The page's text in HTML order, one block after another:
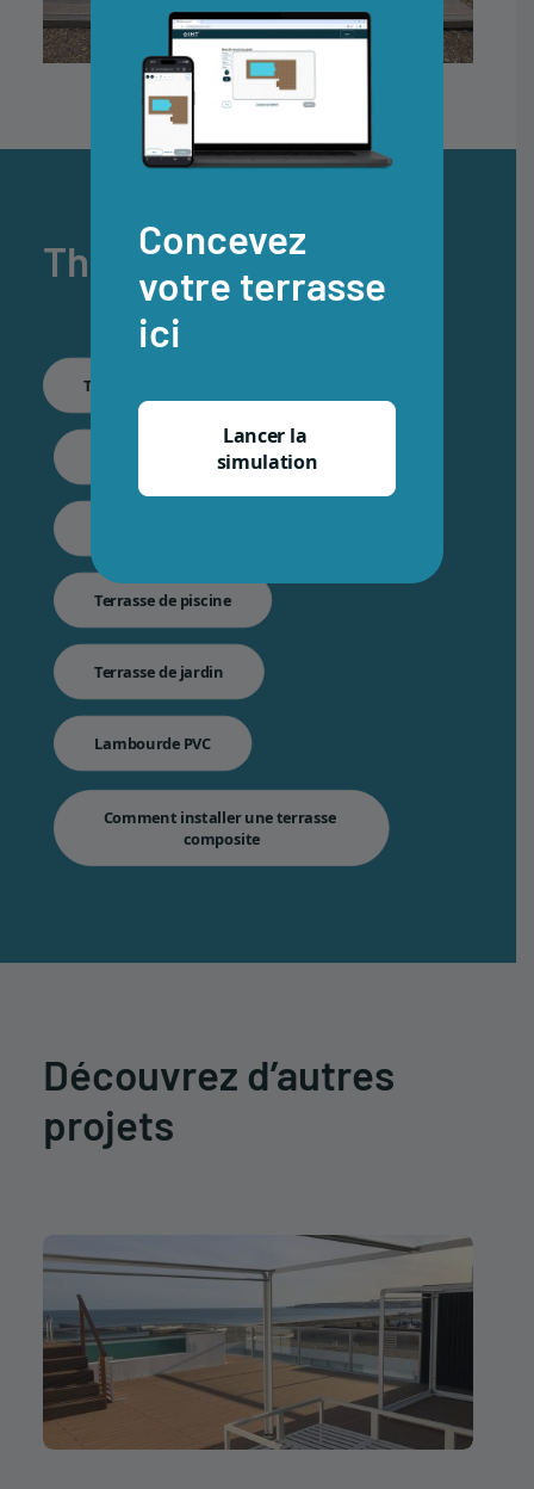
Thèmes associés
Terrasse Composite
Terrasse de piscine
Terrasse de jardin
Lambourde PVC
Comment installer une terrasse
composite
Découvrez d’autres
projets
Concevez
votre terrasse
ici
Lancer la
simulation